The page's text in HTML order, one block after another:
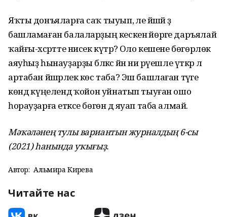
Яҡты донъяларға саҡ тыуып, әле йәшәй ҙә
башламаған балаларҙың кескенә йөрәге даръялай
ҡайғы-хәс­рәтте нисек күтәрә? Оло кешене бөгөрлөк
аяуһыҙ һынауҙарҙы бәләкәс йән ни рәүешле үткәрә лә
артабан йәшәрлек көс таба? Эш башлаған тәүге
көндә күңелендә ҡойон уйнатып тыуған ошо
һорауҙарға етәксе бөгөн дә яуап таба алмай.
Мәҡәләнең тулы вариантын журналдың 6-сы
(2021) һанында уҡығыҙ.
Автор: Альмира Кирәева
Читайте нас